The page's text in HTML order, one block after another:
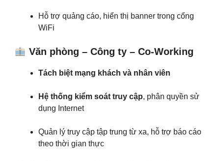
Hỗ trợ quảng cáo, hiển thị banner trong cổng
WiFi
Văn phòng – Công ty – Co-Working
Tách biệt mạng khách và nhân viên
Hệ thống kiểm soát truy cập, phân quyền sử
dụng Internet
Quản lý truy cập tập trung từ xa, hỗ trợ báo cáo
theo thời gian thực